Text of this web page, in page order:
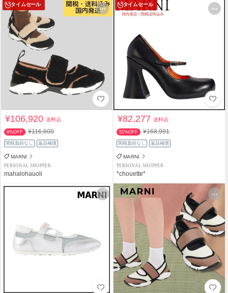
タイムセール
¥106,920送料込
8%OFF ¥116,600
関税負担なし 返品補償
MARNI
PERSONAL SHOPPER
mahalohauoli
タイムセール
¥82,277送料込
51%OFF ¥168,991
関税負担なし 返品補償
MARNI
PERSONAL SHOPPER
*chouette*